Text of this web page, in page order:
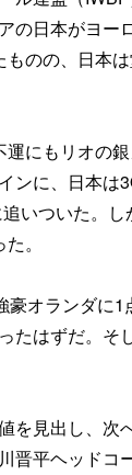
の日本がヨ
のの、日本
にもリオの
に、日本は
いついた。
。
オランダに
はずだ。そ
を見出し、
平ヘッドコ